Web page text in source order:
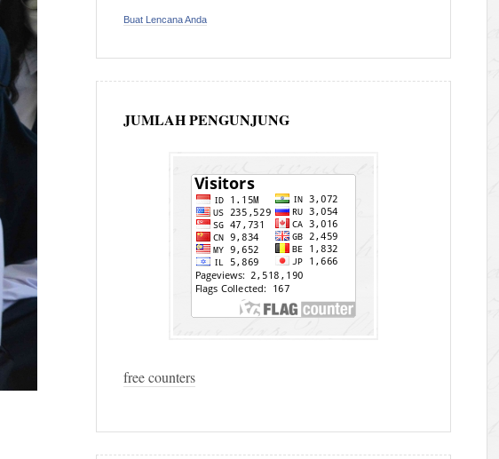
Buat Lencana Anda
JUMLAH PENGUNJUNG
free counters